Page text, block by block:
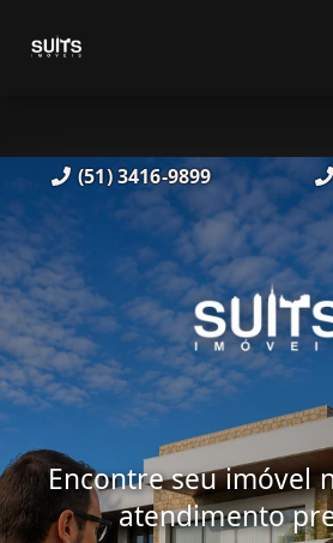
(51) 3416-9899
Encontre seu imóvel
atendimento